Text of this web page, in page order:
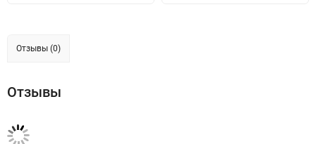
Отзывы (0)
Отзывы